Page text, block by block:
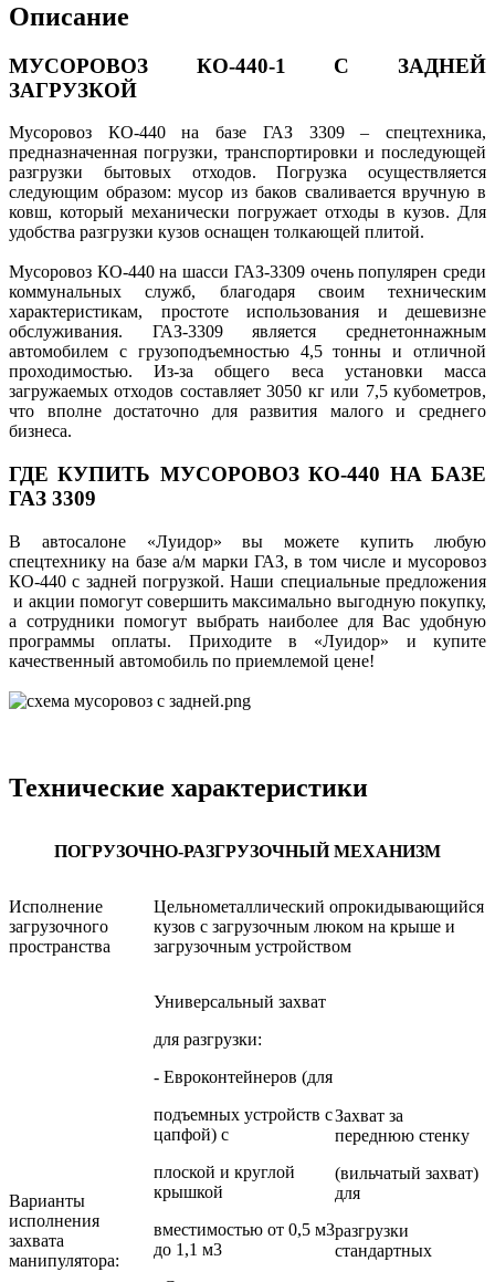
Описание
МУСОРОВОЗ КО-440-1 С ЗАДНЕЙ
ЗАГРУЗКОЙ
Мусоровоз КО-440 на базе ГАЗ 3309 – спецтехника,
предназначенная погрузки, транспортировки и последующей
разгрузки бытовых отходов. Погрузка осуществляется
следующим образом: мусор из баков сваливается вручную в
ковш, который механически погружает отходы в кузов. Для
удобства разгрузки кузов оснащен толкающей плитой.
Мусоровоз КО-440 на шасси ГАЗ-3309 очень популярен среди
коммунальных служб, благодаря своим техническим
характеристикам, простоте использования и дешевизне
обслуживания. ГАЗ-3309 является среднетоннажным
автомобилем с грузоподъемностью 4,5 тонны и отличной
проходимостью. Из-за общего веса установки масса
загружаемых отходов составляет 3050 кг или 7,5 кубометров,
что вполне достаточно для развития малого и среднего
бизнеса.
ГДЕ КУПИТЬ МУСОРОВОЗ КО-440 НА БАЗЕ
ГАЗ 3309
В автосалоне «Луидор» вы можете купить любую
спецтехнику на базе а/м марки ГАЗ, в том числе и мусоровоз
КО-440 с задней погрузкой. Наши специальные предложения
и акции помогут совершить максимально выгодную покупку,
а сотрудники помогут выбрать наиболее для Вас удобную
программы оплаты. Приходите в «Луидор» и купите
качественный автомобиль по приемлемой цене!
Технические характеристики
ПОГРУЗОЧНО-РАЗГРУЗОЧНЫЙ МЕХАНИЗМ
Исполнение
загрузочного
пространства
Цельнометаллический опрокидывающийся
кузов с загрузочным люком на крыше и
загрузочным устройством
Варианты
исполнения
захвата
манипулятора:
Универсальный захват
для разгрузки:
- Евроконтейнеров (для
подъемных устройств с
цапфой) с
плоской и круглой
крышкой
вместимостью от 0,5 м3
до 1,1 м3
Захват за
переднюю стенку
(вильчатый захват)
для
разгрузки
стандартных